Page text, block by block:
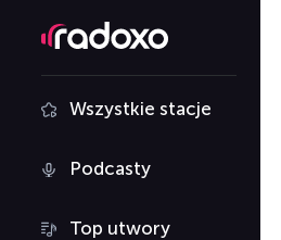
Wszystkie stacje
Podcasty
Top utwory